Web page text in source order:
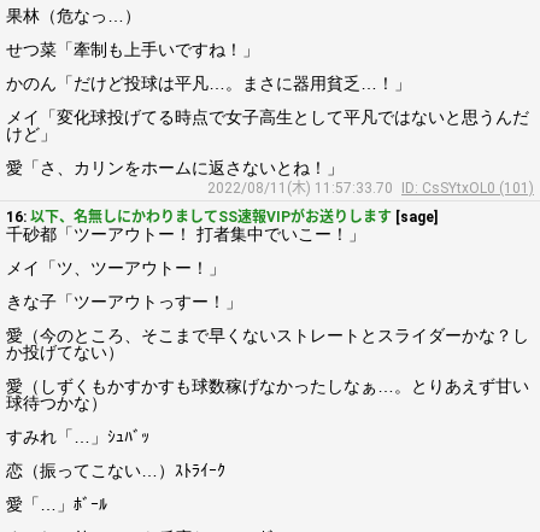
果林（危なっ…）
せつ菜「牽制も上手いですね！」
かのん「だけど投球は平凡…。まさに器用貧乏…！」
メイ「変化球投げてる時点で女子高生として平凡ではないと思うんだ
けど」
愛「さ、カリンをホームに返さないとね！」
2022/08/11(木) 11:57:33.70
ID: CsSYtxOL0 (101)
16: 以下、名無しにかわりましてSS速報VIPがお送りします [sage]
千砂都「ツーアウトー！ 打者集中でいこー！」
メイ「ツ、ツーアウトー！」
きな子「ツーアウトっすー！」
愛（今のところ、そこまで早くないストレートとスライダーかな？し
か投げてない）
愛（しずくもかすかすも球数稼げなかったしなぁ…。とりあえず甘い
球待つかな）
すみれ「…」ｼｭﾊﾞｯ
恋（振ってこない…）ｽﾄﾗｲｰｸ
愛「…」ﾎﾞｰﾙ